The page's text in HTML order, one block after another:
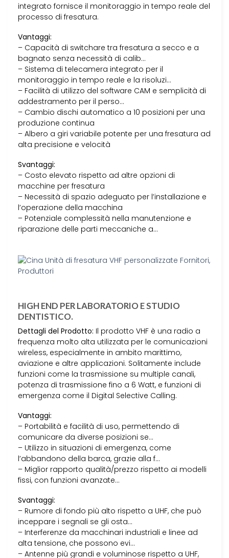
integrato fornisce il monitoraggio in tempo reale del
processo di fresatura.
Vantaggi:
– Capacità di switchare tra fresatura a secco e a
bagnato senza necessità di calib…
– Sistema di telecamera integrato per il
monitoraggio in tempo reale e la risoluzi…
– Facilità di utilizzo del software CAM e semplicità di
addestramento per il perso…
– Cambio dischi automatico a 10 posizioni per una
produzione continua
– Albero a giri variabile potente per una fresatura ad
alta precisione e velocità
Svantaggi:
– Costo elevato rispetto ad altre opzioni di
macchine per fresatura
– Necessità di spazio adeguato per l’installazione e
l’operazione della macchina
– Potenziale complessità nella manutenzione e
riparazione delle parti meccaniche a…
HIGH END PER LABORATORIO E STUDIO
DENTISTICO.
Dettagli del Prodotto: Il prodotto VHF è una radio a
frequenza molto alta utilizzata per le comunicazioni
wireless, especialmente in ambito marittimo,
aviazione e altre applicazioni. Solitamente include
funzioni come la trasmissione su multiple canali,
potenza di trasmissione fino a 6 Watt, e funzioni di
emergenza come il Digital Selective Calling.
Vantaggi:
– Portabilità e facilità di uso, permettendo di
comunicare da diverse posizioni se…
– Utilizzo in situazioni di emergenza, come
l’abbandono della barca, grazie alla f…
– Miglior rapporto qualità/prezzo rispetto ai modelli
fissi, con funzioni avanzate…
Svantaggi:
– Rumore di fondo più alto rispetto a UHF, che può
inceppare i segnali se gli osta…
– Interferenze da macchinari industriali e linee ad
alta tensione, che possono evi…
– Antenne più grandi e voluminose rispetto a UHF,